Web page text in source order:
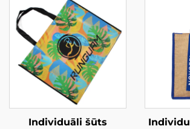
risinājums, kas
balstīts uz vietējo
vēsturi
–
Individuāli šūts